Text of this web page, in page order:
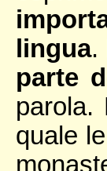
lingua.
parte
parola.
quale